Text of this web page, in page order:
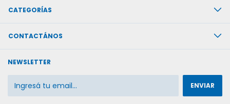
CATEGORÍAS
CONTACTÁNOS
NEWSLETTER